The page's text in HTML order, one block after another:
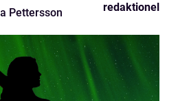
Pettersson redaktionel